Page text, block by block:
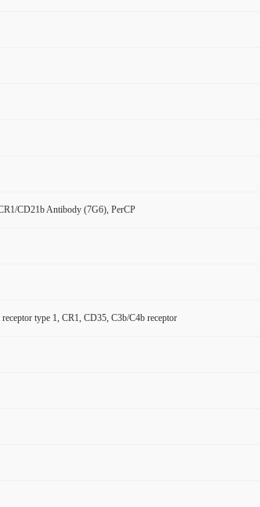
CD21b Antibody (7G6), PerCP
type 1, CR1, CD35, C3b/C4b receptor